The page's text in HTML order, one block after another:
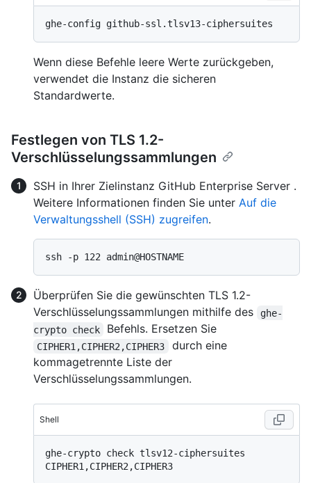
Wenn diese Befehle leere Werte zurückgeben,
verwendet die Instanz die sicheren
Standardwerte.
Festlegen von TLS 1.2-
Verschlüsselungssammlungen
SSH in Ihrer Zielinstanz GitHub Enterprise Server .
Weitere Informationen finden Sie unter Auf die
Verwaltungsshell (SSH) zugreifen.
Überprüfen Sie die gewünschten TLS 1.2-
Verschlüsselungssammlungen mithilfe des
ghe-
crypto check
Befehls. Ersetzen Sie
CIPHER1,CIPHER2,CIPHER3
durch eine
kommagetrennte Liste der
Verschlüsselungssammlungen.
Shell
ghe-crypto check tlsv12-ciphersuites